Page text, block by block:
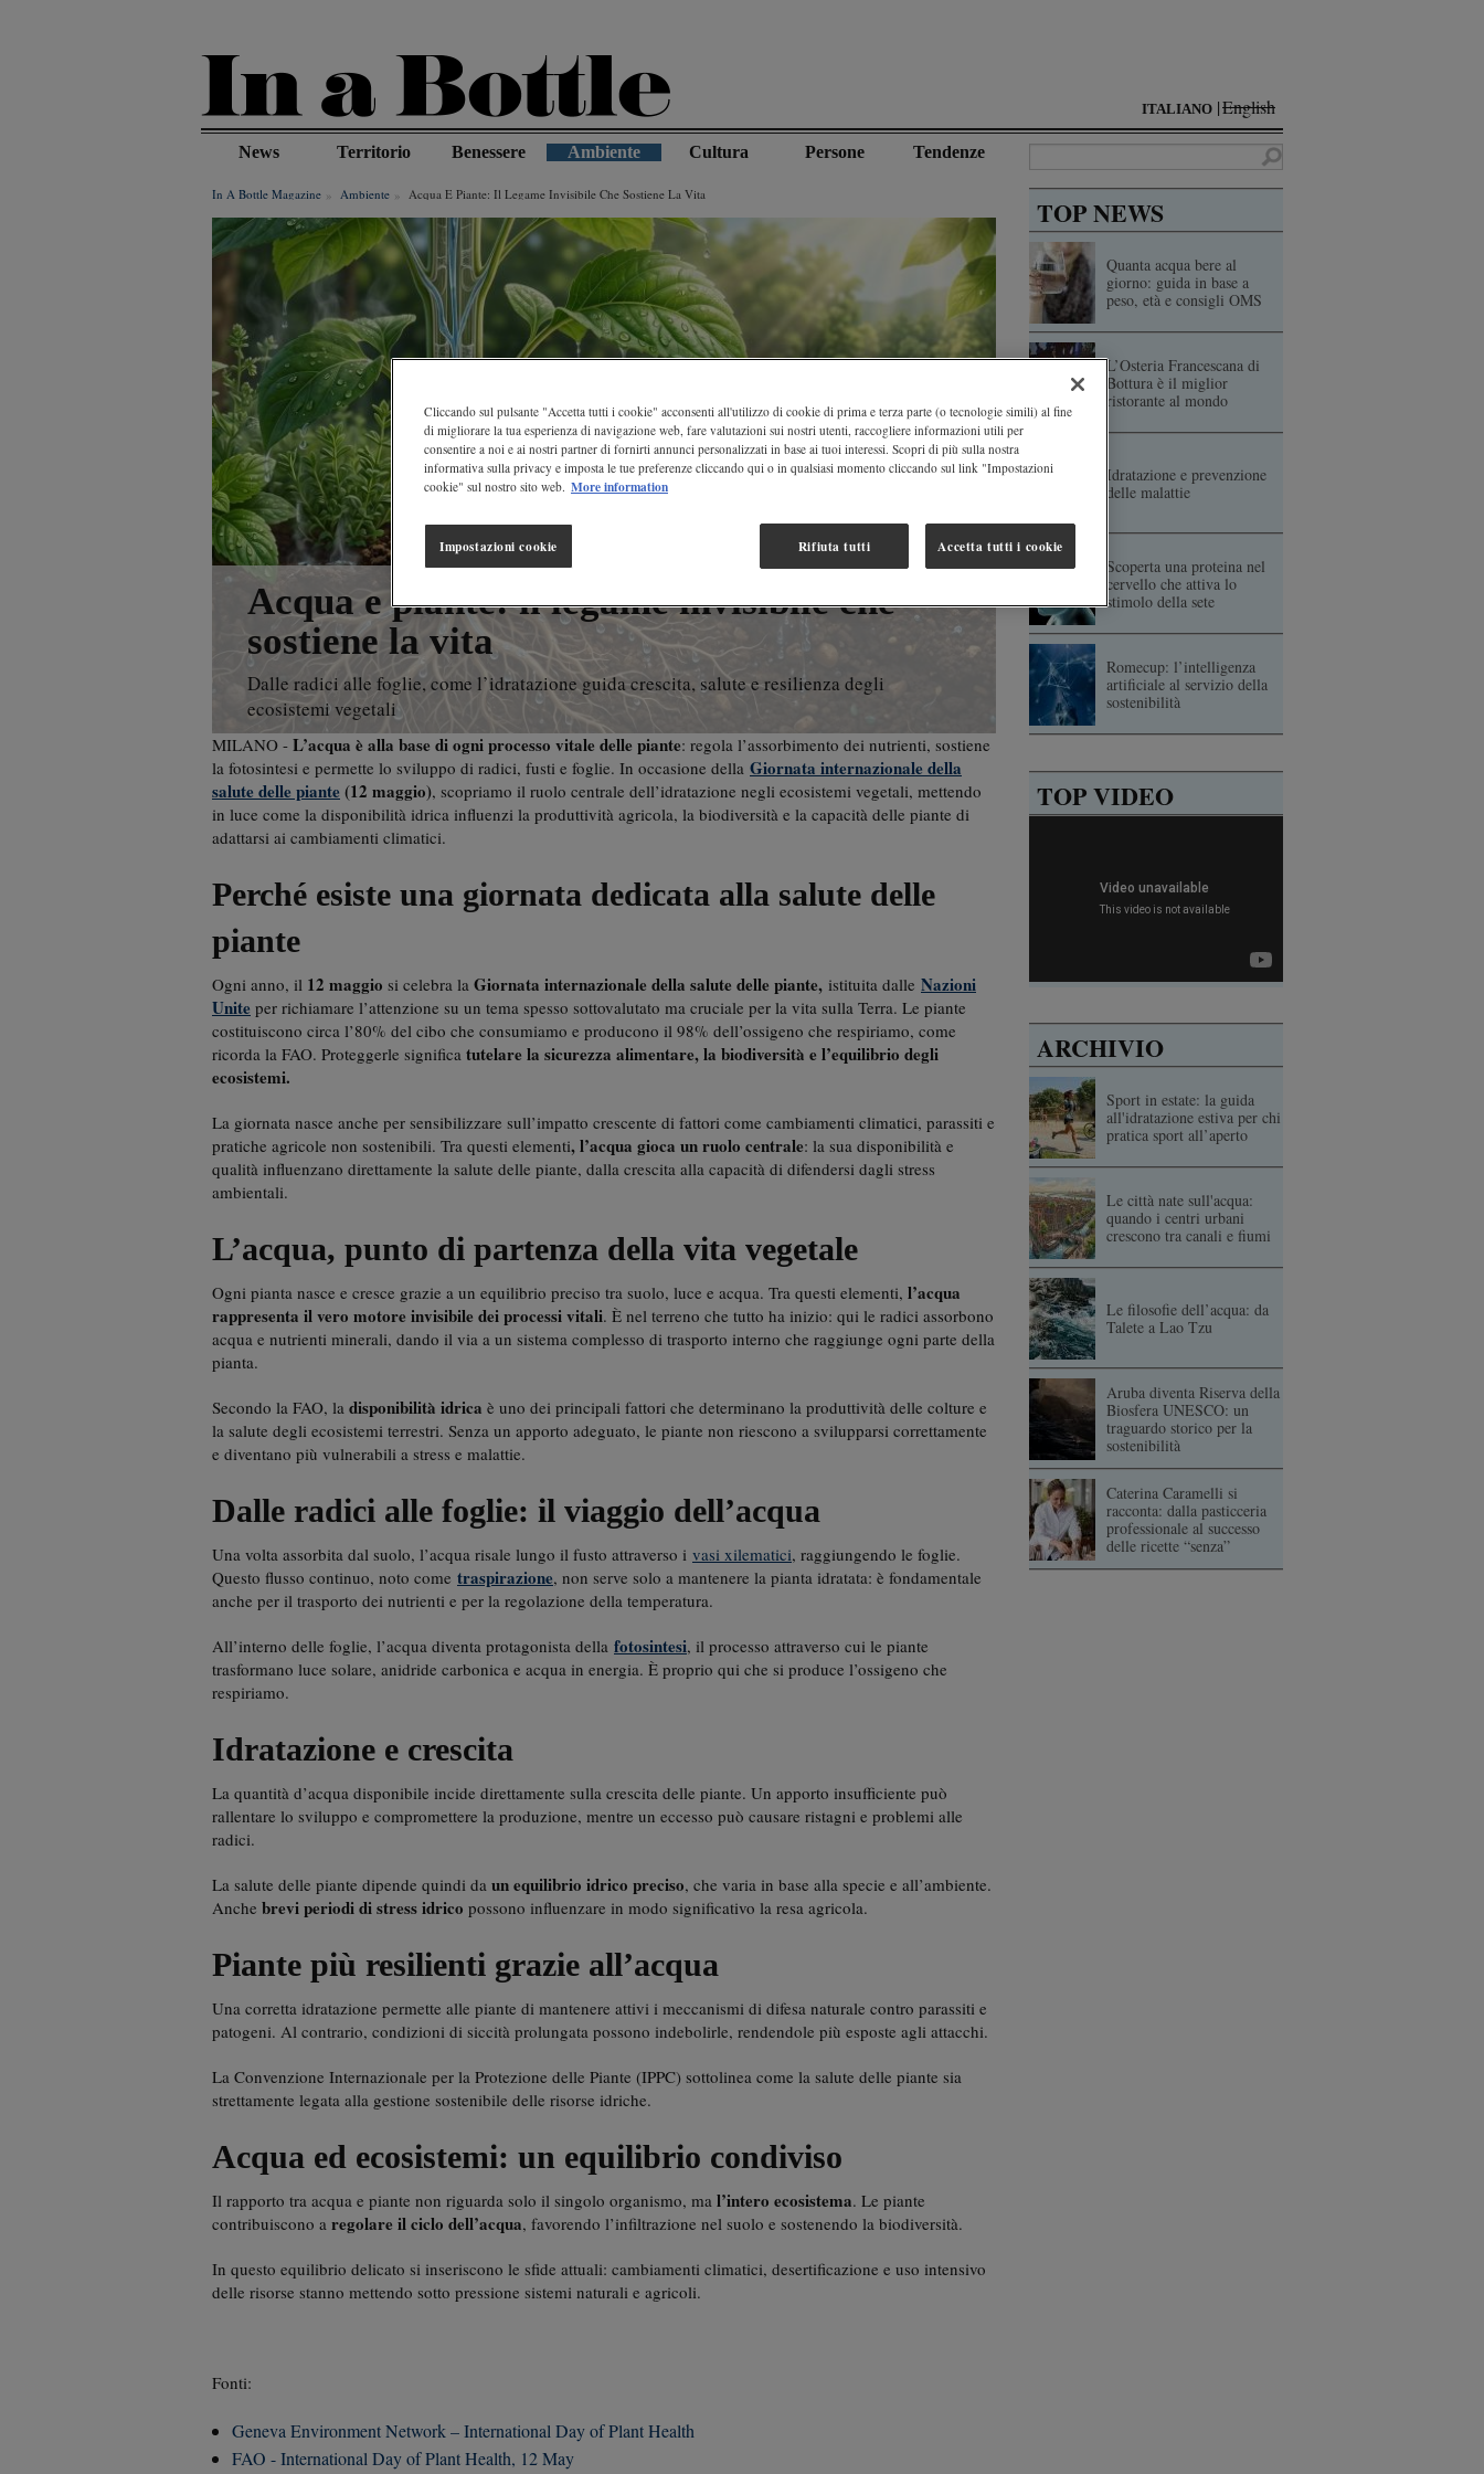
ITALIANO English
News Territorio Benessere Ambiente Cultura Persone Tendenze
In A Bottle Magazine Ambiente Acqua E Piante: Il Legame Invisibile Che Sostiene La Vita
Acqua e piante: il legame invisibile che
sostiene la vita
Dalle radici alle foglie, come l’idratazione guida crescita, salute e resilienza degli
ecosistemi vegetali
MILANO - L’acqua è alla base di ogni processo vitale delle piante: regola l’assorbimento dei nutrienti, sostiene
la fotosintesi e permette lo sviluppo di radici, fusti e foglie. In occasione della Giornata internazionale della
salute delle piante (12 maggio), scopriamo il ruolo centrale dell’idratazione negli ecosistemi vegetali, mettendo
in luce come la disponibilità idrica influenzi la produttività agricola, la biodiversità e la capacità delle piante di
adattarsi ai cambiamenti climatici.
Perché esiste una giornata dedicata alla salute delle
piante
Ogni anno, il 12 maggio si celebra la Giornata internazionale della salute delle piante, istituita dalle Nazioni
Unite per richiamare l’attenzione su un tema spesso sottovalutato ma cruciale per la vita sulla Terra. Le piante
costituiscono circa l’80% del cibo che consumiamo e producono il 98% dell’ossigeno che respiriamo, come
ricorda la FAO. Proteggerle significa tutelare la sicurezza alimentare, la biodiversità e l’equilibrio degli
ecosistemi.
La giornata nasce anche per sensibilizzare sull’impatto crescente di fattori come cambiamenti climatici, parassiti e
pratiche agricole non sostenibili. Tra questi elementi, l’acqua gioca un ruolo centrale: la sua disponibilità e
qualità influenzano direttamente la salute delle piante, dalla crescita alla capacità di difendersi dagli stress
ambientali.
L’acqua, punto di partenza della vita vegetale
Ogni pianta nasce e cresce grazie a un equilibrio preciso tra suolo, luce e acqua. Tra questi elementi, l’acqua
rappresenta il vero motore invisibile dei processi vitali. È nel terreno che tutto ha inizio: qui le radici assorbono
acqua e nutrienti minerali, dando il via a un sistema complesso di trasporto interno che raggiunge ogni parte della
pianta.
Secondo la FAO, la disponibilità idrica è uno dei principali fattori che determinano la produttività delle colture e
la salute degli ecosistemi terrestri. Senza un apporto adeguato, le piante non riescono a svilupparsi correttamente
e diventano più vulnerabili a stress e malattie.
Dalle radici alle foglie: il viaggio dell’acqua
Una volta assorbita dal suolo, l’acqua risale lungo il fusto attraverso i vasi xilematici, raggiungendo le foglie.
Questo flusso continuo, noto come traspirazione, non serve solo a mantenere la pianta idratata: è fondamentale
anche per il trasporto dei nutrienti e per la regolazione della temperatura.
All’interno delle foglie, l’acqua diventa protagonista della fotosintesi, il processo attraverso cui le piante
trasformano luce solare, anidride carbonica e acqua in energia. È proprio qui che si produce l’ossigeno che
respiriamo.
Idratazione e crescita
La quantità d’acqua disponibile incide direttamente sulla crescita delle piante. Un apporto insufficiente può
rallentare lo sviluppo e compromettere la produzione, mentre un eccesso può causare ristagni e problemi alle
radici.
La salute delle piante dipende quindi da un equilibrio idrico preciso, che varia in base alla specie e all’ambiente.
Anche brevi periodi di stress idrico possono influenzare in modo significativo la resa agricola.
Piante più resilienti grazie all’acqua
Una corretta idratazione permette alle piante di mantenere attivi i meccanismi di difesa naturale contro parassiti e
patogeni. Al contrario, condizioni di siccità prolungata possono indebolirle, rendendole più esposte agli attacchi.
La Convenzione Internazionale per la Protezione delle Piante (IPPC) sottolinea come la salute delle piante sia
strettamente legata alla gestione sostenibile delle risorse idriche.
Acqua ed ecosistemi: un equilibrio condiviso
Il rapporto tra acqua e piante non riguarda solo il singolo organismo, ma l’intero ecosistema. Le piante
contribuiscono a regolare il ciclo dell’acqua, favorendo l’infiltrazione nel suolo e sostenendo la biodiversità.
In questo equilibrio delicato si inseriscono le sfide attuali: cambiamenti climatici, desertificazione e uso intensivo
delle risorse stanno mettendo sotto pressione sistemi naturali e agricoli.
Fonti:
Geneva Environment Network – International Day of Plant Health
FAO - International Day of Plant Health, 12 May
TOP NEWS
Quanta acqua bere al
giorno: guida in base a
peso, età e consigli OMS
L’Osteria Francescana di
Bottura è il miglior
ristorante al mondo
Idratazione e prevenzione
delle malattie
Scoperta una proteina nel
cervello che attiva lo
stimolo della sete
Romecup: l’intelligenza
artificiale al servizio della
sostenibilità
TOP VIDEO
ARCHIVIO
Sport in estate: la guida
all'idratazione estiva per chi
pratica sport all’aperto
Le città nate sull'acqua:
quando i centri urbani
crescono tra canali e fiumi
Le filosofie dell’acqua: da
Talete a Lao Tzu
Aruba diventa Riserva della
Biosfera UNESCO: un
traguardo storico per la
sostenibilità
Caterina Caramelli si
racconta: dalla pasticceria
professionale al successo
delle ricette “senza”
Cliccando sul pulsante "Accetta tutti i cookie" acconsenti all'utilizzo di cookie di prima e terza parte (o tecnologie simili) al fine
di migliorare la tua esperienza di navigazione web, fare valutazioni sui nostri utenti, raccogliere informazioni utili per
consentire a noi e ai nostri partner di fornirti annunci personalizzati in base ai tuoi interessi. Scopri di più sulla nostra
informativa sulla privacy e imposta le tue preferenze cliccando qui o in qualsiasi momento cliccando sul link "Impostazioni
cookie" sul nostro sito web. More information
Rifiuta tutti Accetta tutti i cookie
Impostazioni cookie